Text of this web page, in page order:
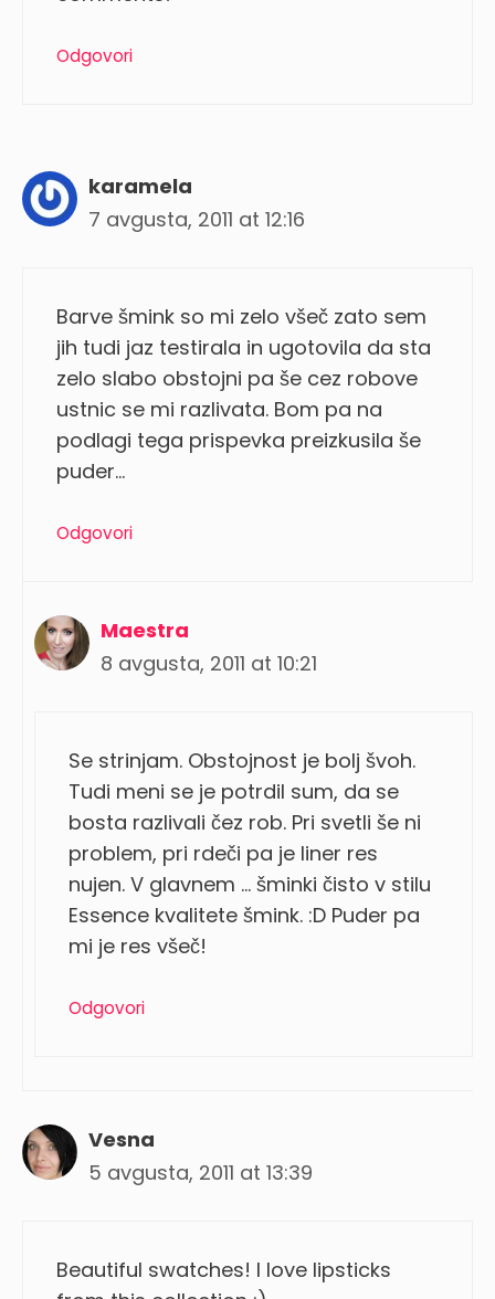
Odgovori
karamela
7 avgusta, 2011 at 12:16
Barve šmink so mi zelo všeč zato sem
jih tudi jaz testirala in ugotovila da sta
zelo slabo obstojni pa še cez robove
ustnic se mi razlivata. Bom pa na
podlagi tega prispevka preizkusila še
puder…
Odgovori
Maestra
8 avgusta, 2011 at 10:21
Se strinjam. Obstojnost je bolj švoh.
Tudi meni se je potrdil sum, da se
bosta razlivali čez rob. Pri svetli še ni
problem, pri rdeči pa je liner res
nujen. V glavnem … šminki čisto v stilu
Essence kvalitete šmink. :D Puder pa
mi je res všeč!
Odgovori
Vesna
5 avgusta, 2011 at 13:39
Beautiful swatches! I love lipsticks